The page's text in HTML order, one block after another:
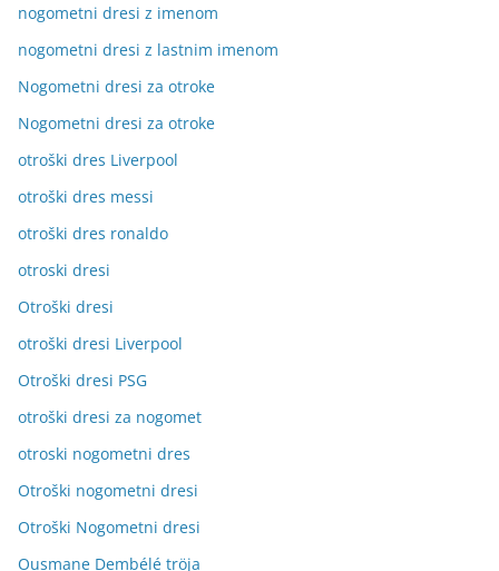
nogometni dresi z imenom
nogometni dresi z lastnim imenom
Nogometni dresi za otroke
Nogometni dresi za otroke
otroški dres Liverpool
otroški dres messi
otroški dres ronaldo
otroski dresi
Otroški dresi
otroški dresi Liverpool
Otroški dresi PSG
otroški dresi za nogomet
otroski nogometni dres
Otroški nogometni dresi
Otroški Nogometni dresi
Ousmane Dembélé tröja